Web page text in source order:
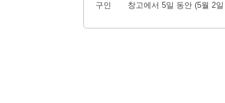
구인 창고에서 5일 동안 (5월 2